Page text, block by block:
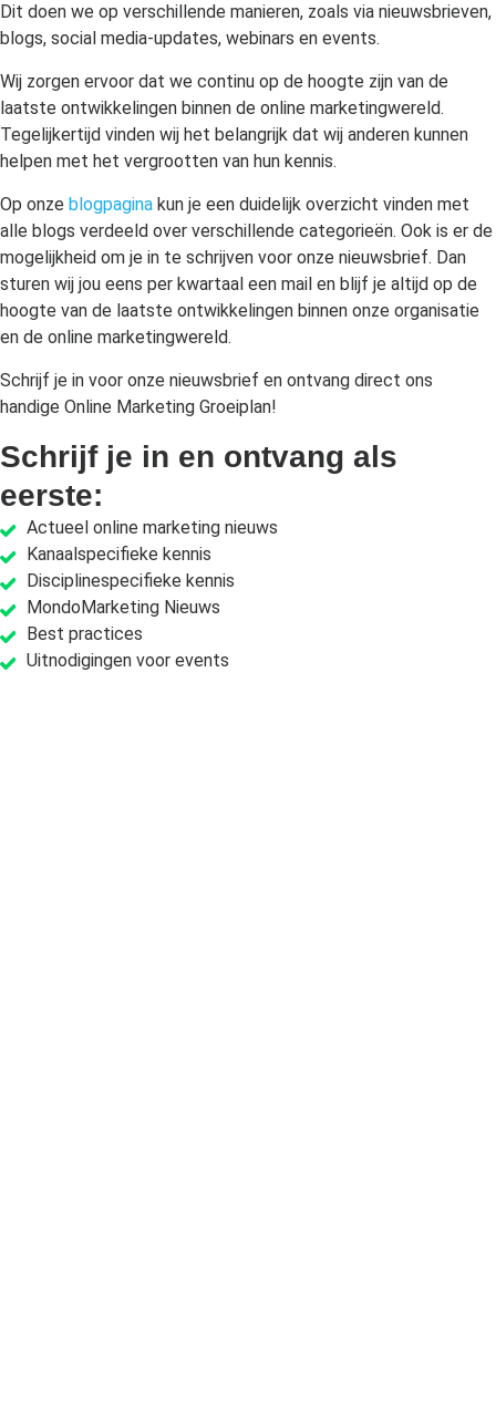
Dit doen we op verschillende manieren, zoals via nieuwsbrieven,
blogs, social media-updates, webinars en events.
Wij zorgen ervoor dat we continu op de hoogte zijn van de
laatste ontwikkelingen binnen de online marketingwereld.
Tegelijkertijd vinden wij het belangrijk dat wij anderen kunnen
helpen met het vergrootten van hun kennis.
Op onze blogpagina kun je een duidelijk overzicht vinden met
alle blogs verdeeld over verschillende categorieën. Ook is er de
mogelijkheid om je in te schrijven voor onze nieuwsbrief. Dan
sturen wij jou eens per kwartaal een mail en blijf je altijd op de
hoogte van de laatste ontwikkelingen binnen onze organisatie
en de online marketingwereld.
Schrijf je in voor onze nieuwsbrief en ontvang direct ons
handige Online Marketing Groeiplan!
Schrijf je in en ontvang als
eerste:
Actueel online marketing nieuws
Kanaalspecifieke kennis
Disciplinespecifieke kennis
MondoMarketing Nieuws
Best practices
Uitnodigingen voor events